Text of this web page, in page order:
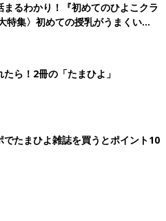
まるわかり！『初めてのひよこクラ
特集〉初めての授乳がうまくい
ルクの基本と夏のトラブル 解決テ
ら！2冊の「たまひよ」
でたまひよ雑誌を買うとポイント10